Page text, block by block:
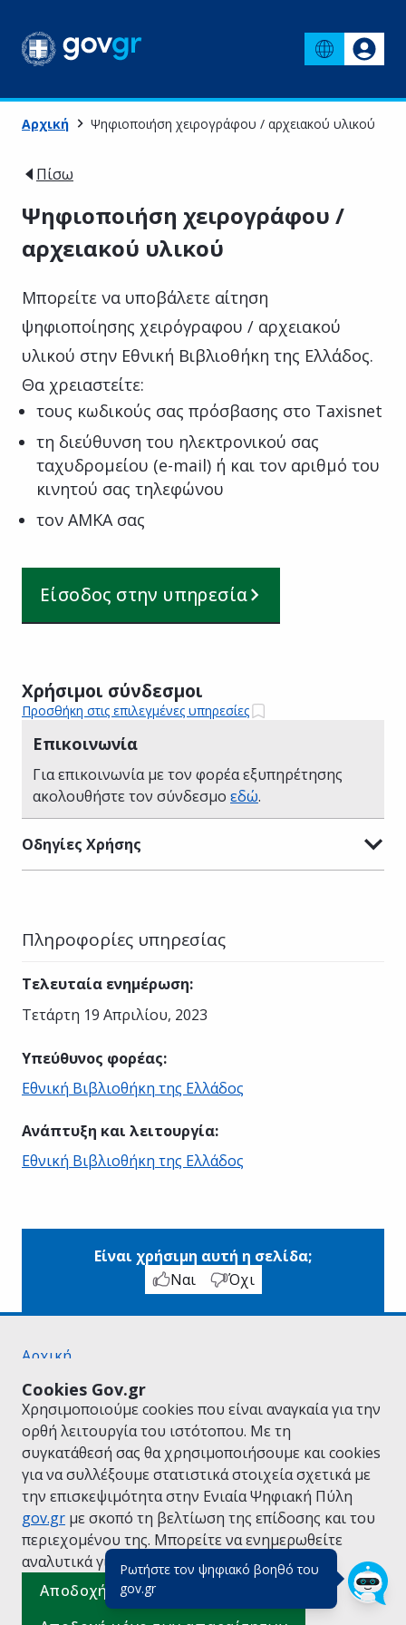
Ρωτήστε τον ψηφιακό βοηθό του
gov.gr(πάτησε για κλείσιμο)
Cookies Gov.gr
Χρησιμοποιούμε cookies που είναι αναγκαία για την
ορθή λειτουργία του ιστότοπου. Με τη
συγκατάθεσή σας θα χρησιμοποιήσουμε και cookies
για να συλλέξουμε στατιστικά στοιχεία σχετικά με
την επισκεψιμότητα στην Ενιαία Ψηφιακή Πύλη
gov.gr με σκοπό τη βελτίωση της επίδοσης και του
περιεχομένου της. Μπορείτε να ενημερωθείτε
αναλυτικά για την Πολιτική Cookies.
Αποδοχή όλων
Αρχική Ψηφιοποιήση χειρογράφου / αρχειακού υλικού
Πίσω
Ψηφιοποιήση χειρογράφου /
αρχειακού υλικού
Μπορείτε να υποβάλετε αίτηση
ψηφιοποίησης χειρόγραφου / αρχειακού
υλικού στην Εθνική Βιβλιοθήκη της Ελλάδος.
Θα χρειαστείτε:
τους κωδικούς σας πρόσβασης στο Taxisnet
τη διεύθυνση του ηλεκτρονικού σας
ταχυδρομείου (e-mail) ή και τον αριθμό του
κινητού σας τηλεφώνου
τον ΑΜΚΑ σας
Είσοδος στην υπηρεσία
Χρήσιμοι σύνδεσμοι
Προσθήκη στις επιλεγμένες υπηρεσίες
Επικοινωνία
Για επικοινωνία με τον φορέα εξυπηρέτησης
ακολουθήστε τον σύνδεσμο εδώ.
Οδηγίες Χρήσης
Πληροφορίες υπηρεσίας
Τελευταία ενημέρωση:
Τετάρτη 19 Απριλίου, 2023
Υπεύθυνος φορέας:
Εθνική Βιβλιοθήκη της Ελλάδος
Ανάπτυξη και λειτουργία:
Εθνική Βιβλιοθήκη της Ελλάδος
Είναι χρήσιμη αυτή η σελίδα;
Ναι
Όχι
Αρχική
Όροι Χρήσης
Πολιτική Απορρήτου
Δήλωση προσβασιμότητας
Πολιτική cookies
Προτάσεις για το gov.gr
Υλοποίηση από το Υπουργείο Ψηφιακής
Διακυβέρνησης
Ελληνικά |Αγγλικά